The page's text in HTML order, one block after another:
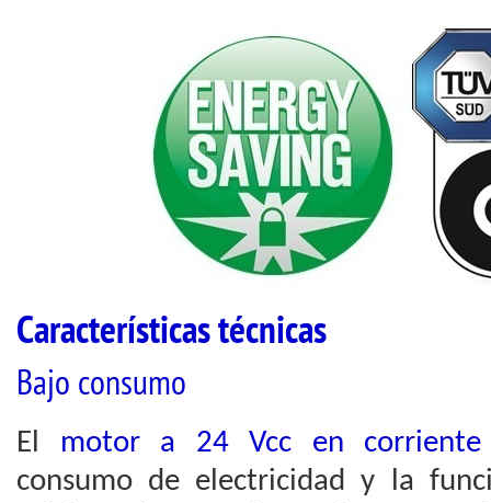
Características técnicas
Bajo consumo
El motor a 24 Vcc en corriente
consumo de electricidad y la